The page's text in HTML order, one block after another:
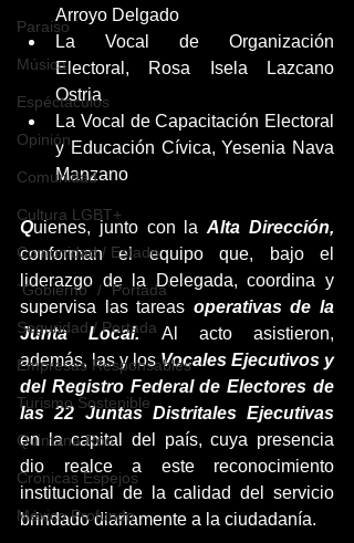
Paraiso
Música
Espéctaculos
Opinión
Comunidad
Cultura LGBT+
Comunidad / Estado
`Gobierno` / `Portada`
Seguridad / Portada
Empresas Responsables
Turismo Sostenible
Quintana Roo
Crónicas Espejos
México Profundo
Arroyo Delgado
La Vocal de Organización
Electoral, Rosa Isela Lazcano
Ostria
La Vocal de Capacitación Electoral
y Educación Cívica, Yesenia Nava
Manzano
Quienes, junto con la Alta Dirección,
conforman el equipo que, bajo el
liderazgo de la Delegada, coordina y
supervisa las tareas operativas de la
Junta Local. Al acto asistieron,
además, las y los Vocales Ejecutivos y
del Registro Federal de Electores de
las 22 Juntas Distritales Ejecutivas
en la capital del país, cuya presencia
dio realce a este reconocimiento
institucional de la calidad del servicio
brindado diariamente a la ciudadanía.